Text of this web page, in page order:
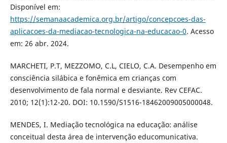
Disponível em:
https://semanaacademica.org.br/artigo/concepcoes-das-
aplicacoes-da-mediacao-tecnologica-na-educacao-0. Acesso
em: 26 abr. 2024.
MARCHETI, P.T, MEZZOMO, C.L, CIELO, C.A. Desempenho em
consciência silábica e fonêmica em crianças com
desenvolvimento de fala normal e desviante. Rev CEFAC.
2010; 12(1):12-20. DOI: 10.1590/S1516-18462009005000048.
MENDES, I. Mediação tecnológica na educação: análise
conceitual desta área de intervenção educomunicativa.